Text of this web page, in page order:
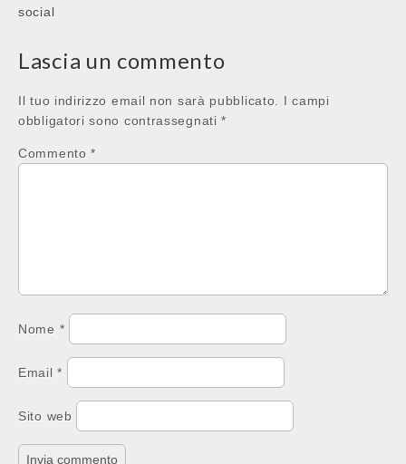
social
Lascia un commento
Il tuo indirizzo email non sarà pubblicato.
I campi
obbligatori sono contrassegnati*
Commento*
Nome *
Email*
Sito web